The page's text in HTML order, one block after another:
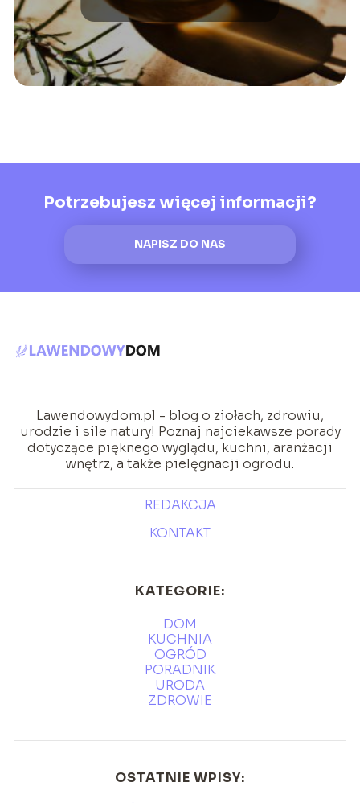
Potrzebujesz więcej informacji?
NAPISZ DO NAS
Lawendowydom.pl - blog o ziołach, zdrowiu,
urodzie i sile natury! Poznaj najciekawsze porady
dotyczące pięknego wyglądu, kuchni, aranżacji
wnętrz, a także pielęgnacji ogrodu.
REDAKCJA
KONTAKT
KATEGORIE:
DOM
KUCHNIA
OGRÓD
PORADNIK
URODA
ZDROWIE
OSTATNIE WPISY: